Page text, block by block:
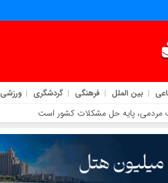
بین الملل فرهنگی گردشگری ورزشی
پایه حل مشکلات کشور است